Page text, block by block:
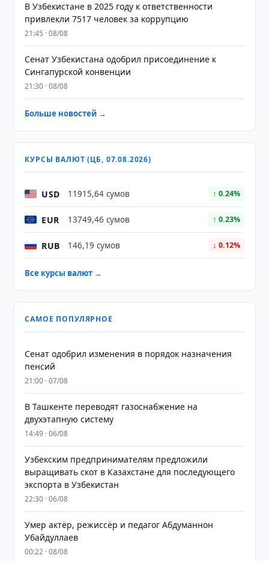
В Узбекистане в 2025 году к ответственности
привлекли 7517 человек за коррупцию
21:45 · 08/08
Сенат Узбекистана одобрил присоединение к
Сингапурской конвенции
21:30 · 08/08
Больше новостей →
КУРСЫ ВАЛЮТ (ЦБ, 07.08.2026)
USD 11915,64 сумов ↑ 0.24%
EUR 13749,46 сумов ↑ 0.23%
RUB 146,19 сумов ↓ 0.12%
Все курсы валют →
САМОЕ ПОПУЛЯРНОЕ
Сенат одобрил изменения в порядок назначения
пенсий
21:00 · 07/08
В Ташкенте переводят газоснабжение на
двухэтапную систему
14:49 · 06/08
Узбекским предпринимателям предложили
выращивать скот в Казахстане для последующего
экспорта в Узбекистан
22:30 · 06/08
Умер актёр, режиссёр и педагог Абдуманнон
Убайдуллаев
00:22 · 08/08